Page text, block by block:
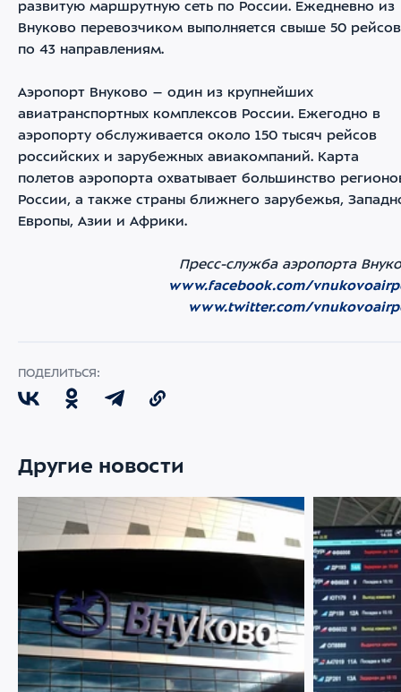
развитую маршрутную сеть по России. Ежедневно из
Внуково перевозчиком выполняется свыше 50 рейсов
по 43 направлениям.
Аэропорт Внуково – один из крупнейших
авиатранспортных комплексов России. Ежегодно в
аэропорту обслуживается около 150 тысяч рейсов
российских и зарубежных авиакомпаний. Карта
полетов аэропорта охватывает большинство
России, а также страны ближнего зарубежья,
Европы, Азии и Африки.
Пресс-служба аэропорта
www.facebook.com/
www.twitter.com/
ПОДЕЛИТЬСЯ:
Другие новости